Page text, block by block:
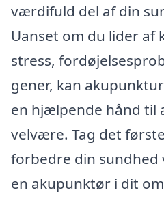
værdifuld del af din
Uanset om du lider af
stress,
gener, kan
en hjælpende hånd til
velvære. Tag det
forbedre din sundhed
en akupunktør i dit